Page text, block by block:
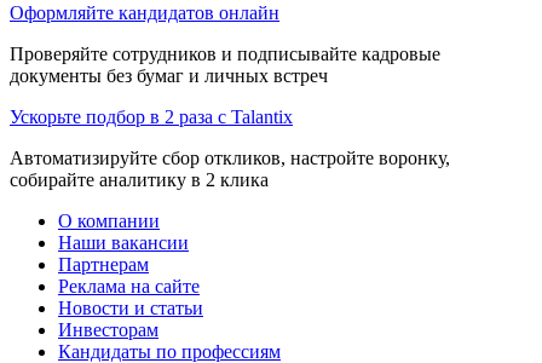
Оформляйте кандидатов онлайн
Проверяйте сотрудников и подписывайте кадровые
документы без бумаг и личных встреч
Ускорьте подбор в 2 раза с Talantix
Автоматизируйте сбор откликов, настройте воронку,
собирайте аналитику в 2 клика
О компании
Наши вакансии
Партнерам
Реклама на сайте
Новости и статьи
Инвесторам
Кандидаты по профессиям